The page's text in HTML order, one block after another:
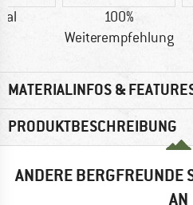
100%
Weiterempfehlung
MATERIALINFOS &
PRODUKTBESCHREIBUNG
ANDERE BERGFREUNDE
AN